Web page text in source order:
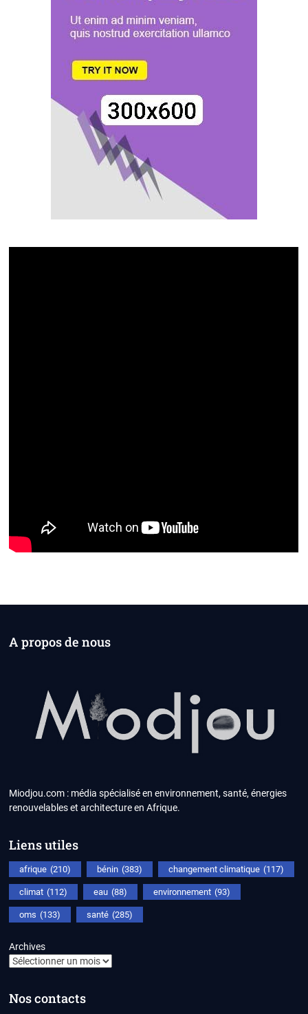
A propos de nous
Miodjou.com : média spécialisé en environnement, santé, énergies
renouvelables et architecture en Afrique.
Liens utiles
afrique (210) bénin (383) changement climatique (117)
climat (112) eau (88) environnement (93)
oms (133) santé (285)
Archives
Nos contacts